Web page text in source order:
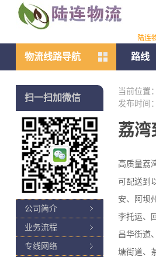
陆连
物流线路导航 路线
当前位置：
发布时间
荔湾
高质量荔
可配送到
安、阿坝
李托运、
昌华街道
塘街道、
扫一扫加微信
公司简介
业务流程
专线网络